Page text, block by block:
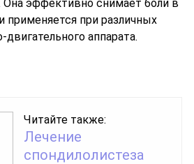
Она эффективно снимает боли в
применяется при различных
двигательного аппарата.
Читайте также:
Лечение
спондилолистеза